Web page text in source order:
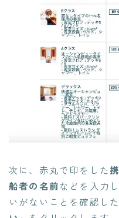
次に、赤丸で印をした
船者の名前などを入力
いがないことを確認した